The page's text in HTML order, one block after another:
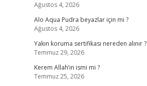
Ağustos 4, 2026
Alo Aqua Pudra beyazlar için mi ?
Ağustos 4, 2026
Yakın koruma sertifikası nereden alınır ?
Temmuz 29, 2026
Kerem Allah’ın ismi mi ?
Temmuz 25, 2026